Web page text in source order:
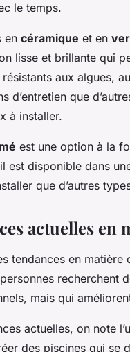
le temps.
en céramique et en
lisse et brillante qui
aux algues,
d’entretien que
à installer.
est une option à la
est disponible dans
que d’autres
actuelles en
tendances en matière
recherchent
mais qui
actuelles, on note
des piscines qui se